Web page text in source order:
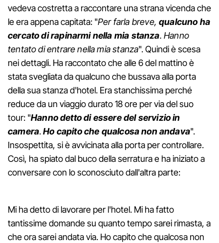
vedeva costretta a raccontare una strana vicenda che
le era appena capitata: "Per farla breve,qualcuno ha
cercato di rapinarmi nella mia stanza. Hanno
tentato di entrare nella mia stanza". Quindi è scesa
nei dettagli. Ha raccontato che alle 6 del mattino è
stata svegliata da qualcuno che bussava alla porta
della sua stanza d'hotel. Era stanchissima perché
reduce da un viaggio durato 18 ore per via del suo
tour: "Hanno detto di essere del servizio in
camera.Ho capito che qualcosa non andava".
Insospettita, si è avvicinata alla porta per controllare.
Così, ha spiato dal buco della serratura e ha iniziato a
conversare con lo sconosciuto dall'altra parte:
Mi ha detto di lavorare per l'hotel. Mi ha fatto
tantissime domande su quanto tempo sarei rimasta, a
che ora sarei andata via. Ho capito che qualcosa non